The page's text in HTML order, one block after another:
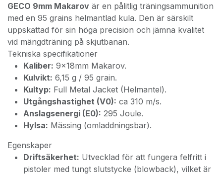
GECO 9mm Makarov är en pålitlig träningsammunition
med en 95 grains helmantlad kula. Den är särskilt
uppskattad för sin höga precision och jämna kvalitet
vid mängdträning på skjutbanan.
Tekniska specifikationer
Kaliber: 9x18mm Makarov.
Kulvikt: 6,15 g / 95 grain.
Kultyp: Full Metal Jacket (Helmantel).
Utgångshastighet (V0): ca 310 m/s.
Anslagsenergi (E0): 295 Joule.
Hylsa: Mässing (omladdningsbar).
Egenskaper
Driftsäkerhet: Utvecklad för att fungera felfritt i
pistoler med tungt slutstycke (blowback), vilket är